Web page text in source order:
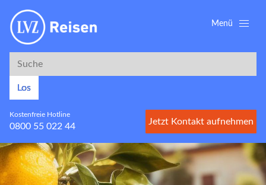
Suche
Los
Kostenfreie Hotline
0800 55 022 44
Jetzt Kontakt aufnehmen
Menü